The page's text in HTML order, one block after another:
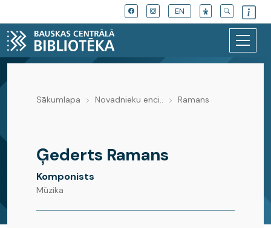
EN
Novadnieku enciklopēdija
Sākumlapa Novadnieku enci.. Ramans
Ģederts Ramans
Komponists
Mūzika